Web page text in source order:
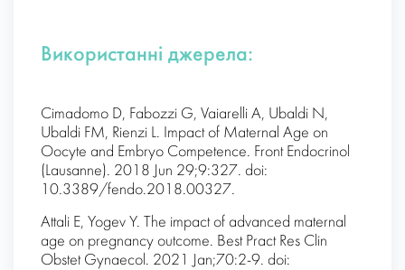
Використанні джерела:
Cimadomo D, Fabozzi G, Vaiarelli A, Ubaldi N,
Ubaldi FM, Rienzi L. Impact of Maternal Age on
Oocyte and Embryo Competence. Front Endocrinol
(Lausanne). 2018 Jun 29;9:327. doi:
10.3389/fendo.2018.00327.
Attali E, Yogev Y. The impact of advanced maternal
age on pregnancy outcome. Best Pract Res Clin
Obstet Gynaecol. 2021 Jan;70:2-9. doi: